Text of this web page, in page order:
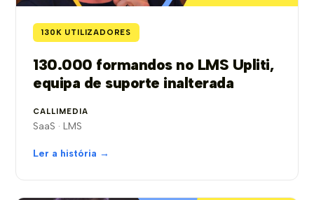
130K UTILIZADORES
130.000 formandos no LMS Upliti,
equipa de suporte inalterada
CALLIMEDIA
SaaS · LMS
Ler a história →